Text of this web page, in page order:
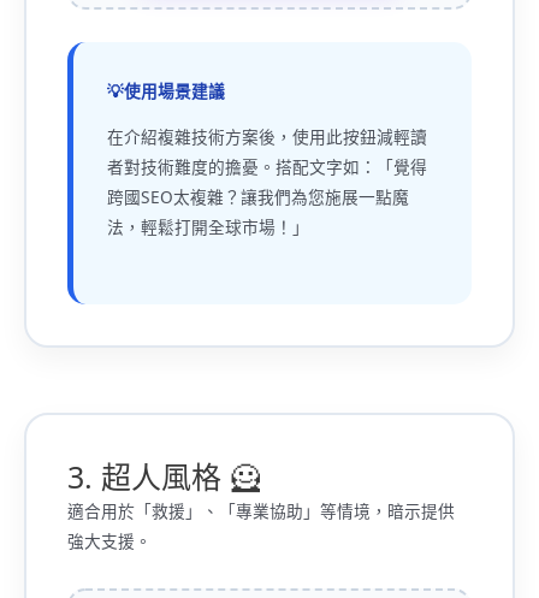
使用場景建議
在介紹複雜技術方案後，使用此按鈕減輕讀
者對技術難度的擔憂。搭配文字如：「覺得
跨國SEO太複雜？讓我們為您施展一點魔
法，輕鬆打開全球市場！」
3. 超人風格 🦸
適合用於「救援」、「專業協助」等情境，暗示提供
強大支援。